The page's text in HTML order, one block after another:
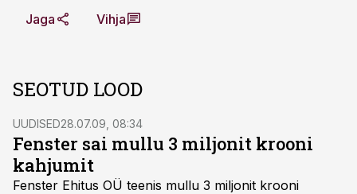
Jaga Vihja
SEOTUD LOOD
UUDISED28.07.09, 08:34
Fenster sai mullu 3 miljonit krooni
kahjumit
Fenster Ehitus OÜ teenis mullu 3 miljonit krooni